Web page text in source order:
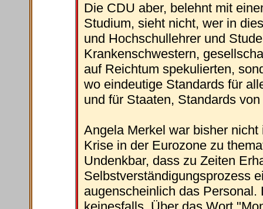
Die CDU aber, belehnt mit
Studium, sieht nicht, wer in
und Hochschullehrer und
Krankenschwestern,
auf Reichtum spekulierten,
wo eindeutige Standards für
und für Staaten, Standards
Angela Merkel war bisher
Krise in der Eurozone zu
Undenkbar, dass zu Zeiten
Selbstverständigungsprozess
augenscheinlich das